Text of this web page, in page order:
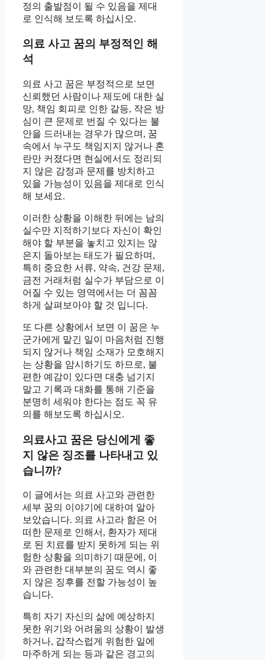
정의 출발점이 될 수 있음을 제대
로 인식해 보도록 하십시오.
의료 사고 꿈의 부정적인 해
석
의료 사고 꿈은 부정적으로 보면
신뢰했던 사람이나 제도에 대한 실
망, 책임 회피로 인한 갈등, 작은 방
심이 큰 문제로 번질 수 있다는 불
안을 드러내는 경우가 많으며, 꿈
속에서 누구도 책임지지 않거나 혼
란만 커졌다면 현실에서도 정리되
지 않은 감정과 문제를 방치하고
있을 가능성이 있음을 제대로 인식
해 보세요.
이러한 상황을 이해한 뒤에는 남의
실수만 지적하기보다 자신이 확인
해야 할 부분을 놓치고 있지는 않
은지 돌아보는 태도가 필요하며,
특히 중요한 서류, 약속, 건강 문제,
금전 거래처럼 실수가 부담으로 이
어질 수 있는 영역에서는 더 꼼꼼
하게 살펴보아야 할 것 입니다.
또 다른 상황에서 보면 이 꿈은 누
군가에게 맡긴 일이 마음처럼 진행
되지 않거나 책임 소재가 모호해지
는 상황을 암시하기도 하므로, 불
편한 예감이 있다면 대충 넘기지
말고 기록과 대화를 통해 기준을
분명히 세워야 한다는 점도 꼭 유
의를 해보도록 하십시오.
의료사고 꿈은 당신에게 좋
지 않은 징조를 나타내고 있
습니까?
이 글에서는 의료 사고와 관련한
세부 꿈의 이야기에 대하여 알아
보았습니다. 의료 사고라 함은 어
떠한 문제로 인해서, 환자가 제대
로 된 치료를 받지 못하게 되는 위
험한 상황을 의미하기 때문에, 이
와 관련한 대부분의 꿈도 역시 좋
지 않은 징후를 전할 가능성이 높
습니다.
특히 자기 자신의 삶에 예상하지
못한 위기와 어려움의 상황이 발생
하거나, 갑작스럽게 위험한 일에
마주하게 되는 등과 같은 경고의